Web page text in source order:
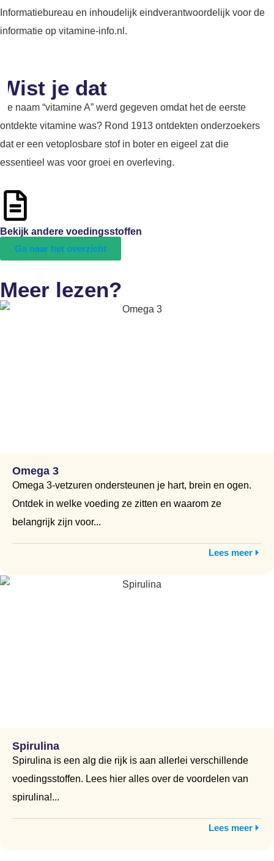
Informatiebureau en inhoudelijk eindverantwoordelijk voor de
informatie op vitamine-info.nl.
Wist je dat
De naam “vitamine A” werd gegeven omdat het de eerste
ontdekte vitamine was? Rond 1913 ontdekten onderzoekers
dat er een vetoplosbare stof in boter en eigeel zat die
essentieel was voor groei en overleving.
Bekijk andere voedingsstoffen
Ga naar het overzicht
Meer lezen?
Omega 3
Omega 3-vetzuren ondersteunen je hart, brein en ogen.
Ontdek in welke voeding ze zitten en waarom ze
belangrijk zijn voor...
Lees meer
Spirulina
Spirulina is een alg die rijk is aan allerlei verschillende
voedingsstoffen. Lees hier alles over de voordelen van
spirulina!...
Lees meer